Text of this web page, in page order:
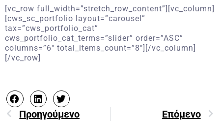
[vc_row full_width=”stretch_row_content”][vc_column]
[cws_sc_portfolio layout=”carousel”
tax=”cws_portfolio_cat”
cws_portfolio_cat_terms=”slider” order=”ASC”
columns=”6″ total_items_count=”8″][/vc_column]
[/vc_row]
Προηγούμενο Επόμενο